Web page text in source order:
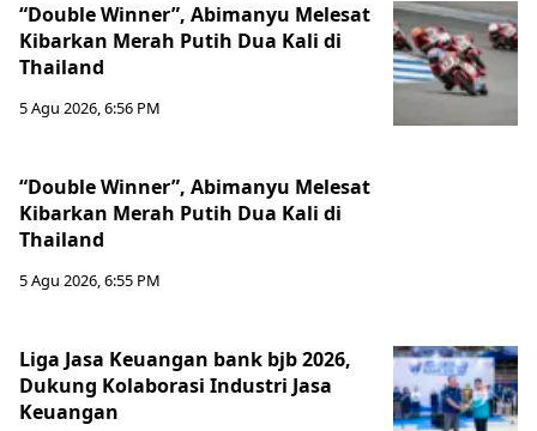
“Double Winner”, Abimanyu Melesat
Kibarkan Merah Putih Dua Kali di
Thailand
5 Agu 2026, 6:56 PM
“Double Winner”, Abimanyu Melesat
Kibarkan Merah Putih Dua Kali di
Thailand
5 Agu 2026, 6:55 PM
Liga Jasa Keuangan bank bjb 2026,
Dukung Kolaborasi Industri Jasa
Keuangan